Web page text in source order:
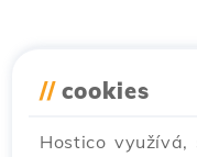
// cookies
Hostico využívá,